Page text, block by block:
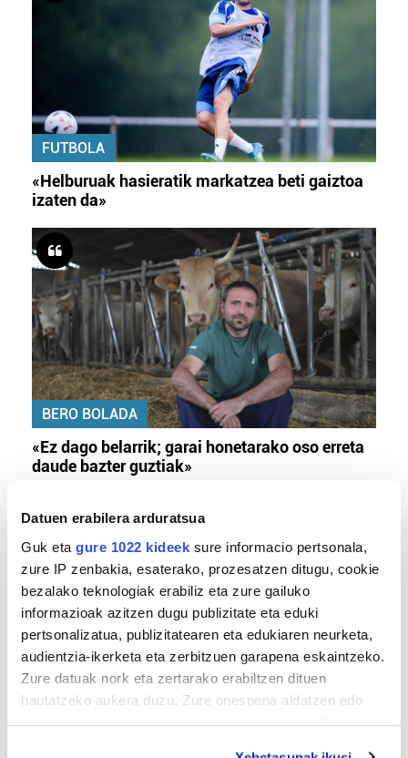
Datuen erabilera arduratsua
Guk eta gure 1022 kideek sure informacio pertsonala,
zure IP zenbakia, esaterako, prozesatzen ditugu, cookie
bezalako teknologiak erabiliz eta zure gailuko
informazioak azitzen dugu publizitate eta eduki
pertsonalizatua, publizitatearen eta edukiaren neurketa,
audientzia-ikerketa eta zerbitzuen garapena eskaintzeko.
Zure datuak nork eta zertarako erabiltzen dituen
hautatzeko aukera duzu. Zure onespena aldatzen edo
FUTBOLA
«Helburuak hasieratik markatzea beti gaiztoa
izaten da»
BERO BOLADA
«Ez dago belarrik; garai honetarako oso erreta
daude bazter guztiak»
TXIRRINDULARITZA
«Entrenatzen duzun bideetan lehiatzeak
gehiago motibatzen zaitu»